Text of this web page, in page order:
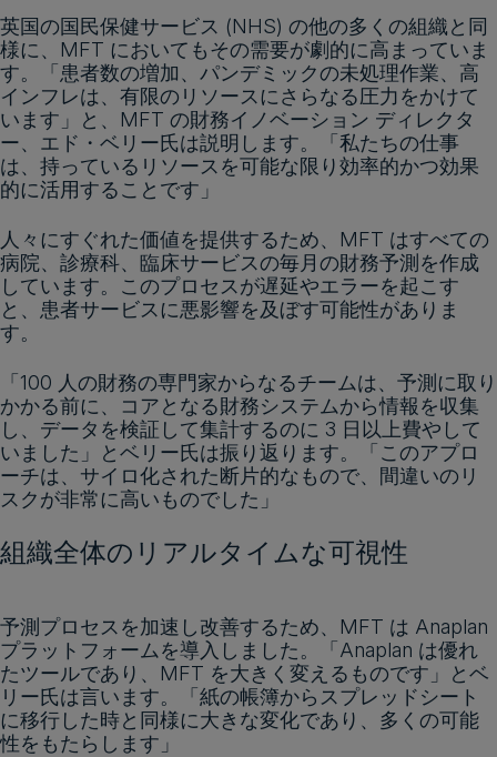
英国の国民保健サービス (NHS) の他の多くの組織と同
様に、MFT においてもその需要が劇的に高まっていま
す。「患者数の増加、パンデミックの未処理作業、高
インフレは、有限のリソースにさらなる圧力をかけて
います」と、MFT の財務イノベーション ディレクタ
ー、エド・ベリー氏は説明します。「私たちの仕事
は、持っているリソースを可能な限り効率的かつ効果
的に活用することです」
人々にすぐれた価値を提供するため、MFT はすべての
病院、診療科、臨床サービスの毎月の財務予測を作成
しています。このプロセスが遅延やエラーを起こす
と、患者サービスに悪影響を及ぼす可能性がありま
す。
「100 人の財務の専門家からなるチームは、予測に取り
かかる前に、コアとなる財務システムから情報を収集
し、データを検証して集計するのに 3 日以上費やして
いました」とベリー氏は振り返ります。「このアプロ
ーチは、サイロ化された断片的なもので、間違いのリ
スクが非常に高いものでした」
組織全体のリアルタイムな可視性
予測プロセスを加速し改善するため、MFT は Anaplan
プラットフォームを導入しました。「Anaplan は優れ
たツールであり、MFT を大きく変えるものです」とベ
リー氏は言います。「紙の帳簿からスプレッドシート
に移行した時と同様に大きな変化であり、多くの可能
性をもたらします」